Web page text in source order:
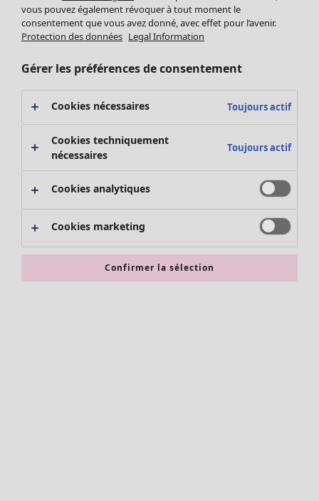
Décoration
Textiles
Tapis
Éponge
Promos SOLDES
Les promos de Gudrun Sjödén
Nouvel arrivage
Bonnes affaires en soldes - jusqu'à -70
vous pouvez également révoquer à tout moment le
consentement que vous avez donné, avec effet pour l’avenir.
Protection des données Legal Information
Gérer les préférences de consentement
Cookies nécessaires Toujours actif
Cookies techniquement
nécessaires
Toujours actif
Cookies analytiques
Cookies marketing
Confirmer la sélection